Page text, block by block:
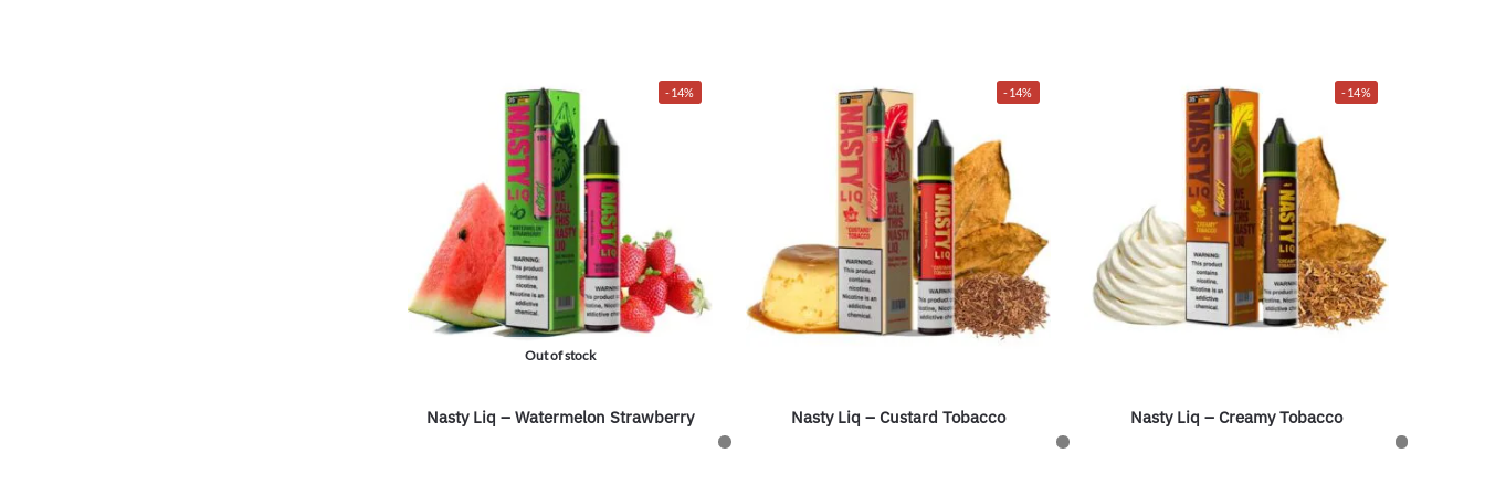
-14%
Nasty Liq – Creamy Tobacco
-14%
Nasty Liq – Custard Tobacco
-14%
Out of stock
Nasty Liq – Watermelon Strawberry